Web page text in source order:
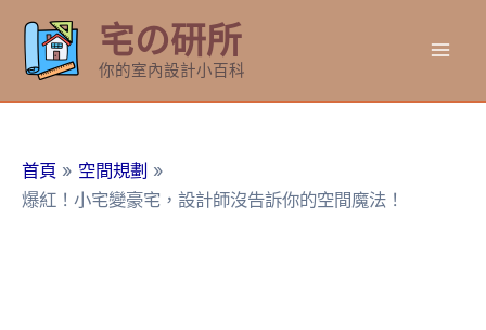
要
宅の研所
你的室內設計小百科
首頁
空間規劃
爆紅！小宅變豪宅，設計師沒告訴你的空間魔法！